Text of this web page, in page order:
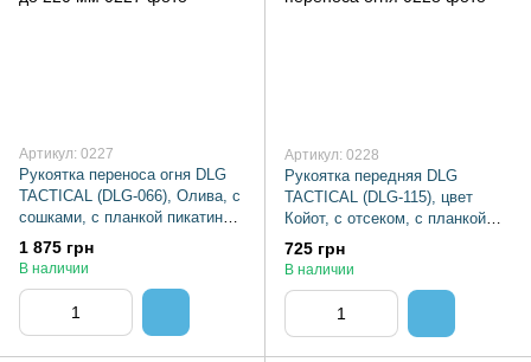
Артикул: 0227
Рукоятка переноса огня DLG
TACTICAL (DLG-066), Олива, с
сошками, с планкой пикатинни,
высота до 220 мм
1 875 грн
В наличии
Артикул: 0228
Рукоятка передняя DLG
TACTICAL (DLG-115), цвет
Койот, с отсеком, с планкой
Пикатинни, рукоятка переноса
огня
725 грн
В наличии